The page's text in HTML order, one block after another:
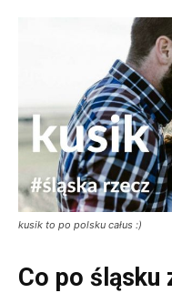
kusik to po polsku całus :)
Co po śląsku